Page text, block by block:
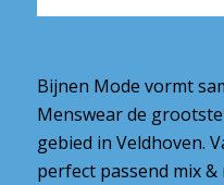
Bijnen Mode vormt
Menswear de
gebied in Veldhoven.
perfect passend mix